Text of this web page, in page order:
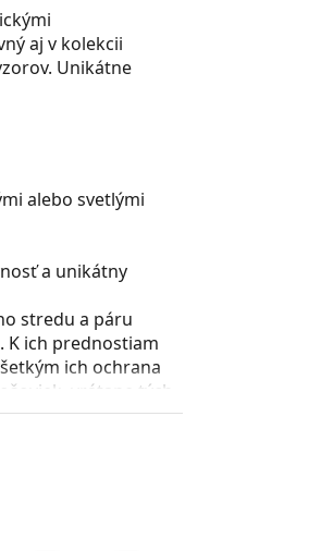
aj v kolekcii
Unikátne
alebo svetlými
a unikátny
stredu a páru
K ich prednostiam
ich ochrana
vrátane tých
opierky sa